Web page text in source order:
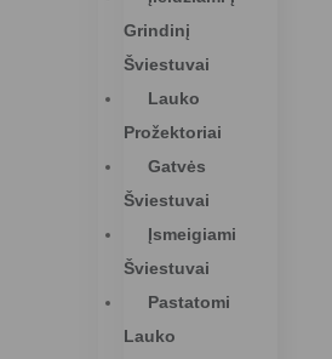
Grindinį
Šviestuvai
Lauko
Prožektoriai
Gatvės
Šviestuvai
Įsmeigiami
Šviestuvai
Pastatomi
Lauko